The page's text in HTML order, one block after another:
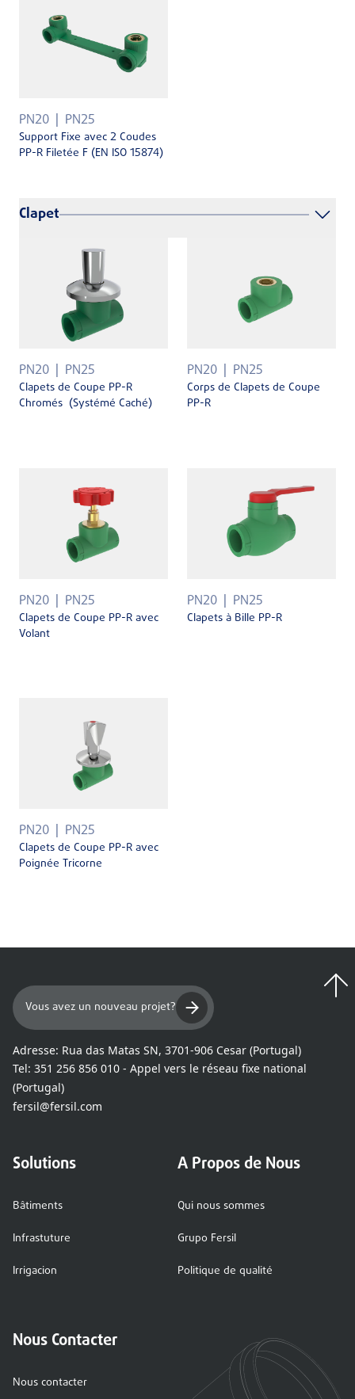
PN20 PN25
Support Fixe avec 2 Coudes
PP-R Filetée F (EN ISO 15874)
Clapet
PN20 PN25
Clapets de Coupe PP-R
Chromés (Systémé Caché)
PN20 PN25
Corps de Clapets de Coupe
PP-R
PN20 PN25
Clapets de Coupe PP-R avec
Volant
PN20 PN25
Clapets à Bille PP-R
PN20 PN25
Clapets de Coupe PP-R avec
Poignée Tricorne
Vous avez un nouveau projet?
Adresse: Rua das Matas SN, 3701-906 Cesar (Portugal)
Tel: 351 256 856 010 - Appel vers le réseau fixe national
(Portugal)
fersil@fersil.com
Solutions
Bâtiments
Infrastuture
Irrigacion
A Propos de Nous
Qui nous sommes
Grupo Fersil
Politique de qualité
Nous Contacter
Nous contacter